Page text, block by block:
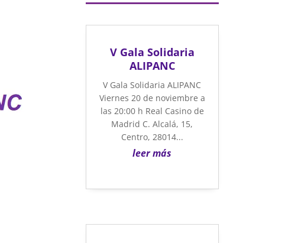
V Gala Solidaria
ALIPANC
V Gala Solidaria ALIPANC
Viernes 20 de noviembre a
las 20:00 h Real Casino de
Madrid C. Alcalá, 15,
Centro, 28014...
leer más